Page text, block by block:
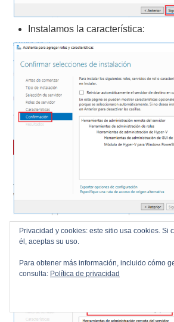
Instalamos la característica:
Como podemos ver la instalación
correctamente:
Privacidad y cookies: este sitio usa cookies. Si
él, aceptas su uso.
Para obtener más información, incluido cómo
consulta: Política de privacidad